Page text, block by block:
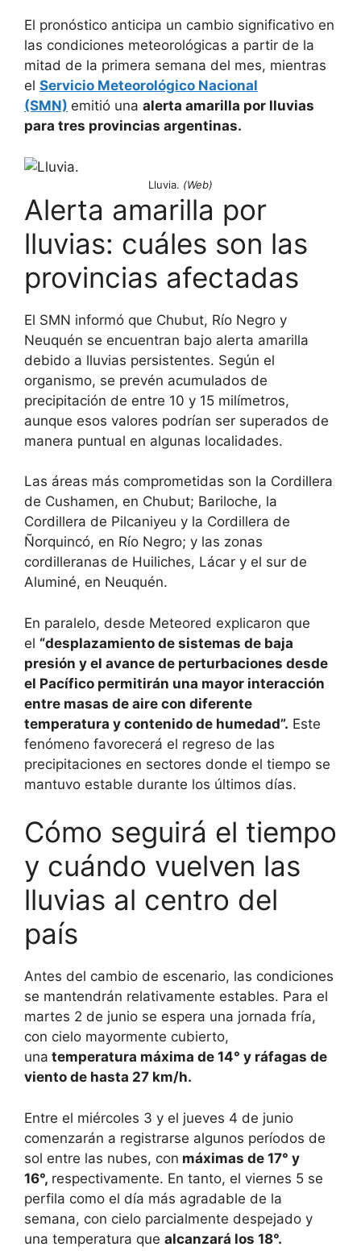
El pronóstico anticipa un cambio significativo en
las condiciones meteorológicas a partir de la
mitad de la primera semana del mes, mientras
el Servicio Meteorológico Nacional
(SMN) emitió una alerta amarilla por lluvias
para tres provincias argentinas.
Lluvia. (Web)
Alerta amarilla por
lluvias: cuáles son las
provincias afectadas
El SMN informó que Chubut, Río Negro y
Neuquén se encuentran bajo alerta amarilla
debido a lluvias persistentes. Según el
organismo, se prevén acumulados de
precipitación de entre 10 y 15 milímetros,
aunque esos valores podrían ser superados de
manera puntual en algunas localidades.
Las áreas más comprometidas son la Cordillera
de Cushamen, en Chubut; Bariloche, la
Cordillera de Pilcaniyeu y la Cordillera de
Ñorquincó, en Río Negro; y las zonas
cordilleranas de Huiliches, Lácar y el sur de
Aluminé, en Neuquén.
En paralelo, desde Meteored explicaron que
el “desplazamiento de sistemas de baja
presión y el avance de perturbaciones desde
el Pacífico permitirán una mayor interacción
entre masas de aire con diferente
temperatura y contenido de humedad”. Este
fenómeno favorecerá el regreso de las
precipitaciones en sectores donde el tiempo se
mantuvo estable durante los últimos días.
Cómo seguirá el tiempo
y cuándo vuelven las
lluvias al centro del
país
Antes del cambio de escenario, las condiciones
se mantendrán relativamente estables. Para el
martes 2 de junio se espera una jornada fría,
con cielo mayormente cubierto,
una temperatura máxima de 14° y ráfagas de
viento de hasta 27 km/h.
Entre el miércoles 3 y el jueves 4 de junio
comenzarán a registrarse algunos períodos de
sol entre las nubes, con máximas de 17° y
16°, respectivamente. En tanto, el viernes 5 se
perfila como el día más agradable de la
semana, con cielo parcialmente despejado y
una temperatura que alcanzará los 18°.